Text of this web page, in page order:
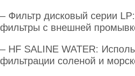
– Фильтр дисковый серии LP
фильтры с внешней
– HF SALINE WATER:
фильтрации соленой и